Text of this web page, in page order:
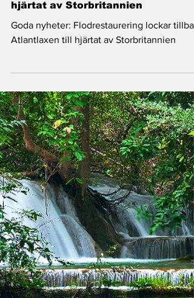
Goda nyheter: Flodrestaurering
hjärtat av Storbritannien